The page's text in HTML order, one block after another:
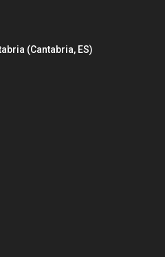
(Cantabria, ES)